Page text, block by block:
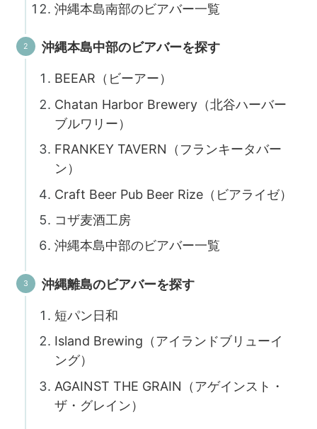
沖縄本島南部のビアバー一覧
沖縄本島中部のビアバーを探す
BEEAR（ビーアー）
Chatan Harbor Brewery（北谷ハーバー
ブルワリー）
FRANKEY TAVERN（フランキータバー
ン）
Craft Beer Pub Beer Rize（ビアライゼ）
コザ麦酒工房
沖縄本島中部のビアバー一覧
沖縄離島のビアバーを探す
短パン日和
Island Brewing（アイランドブリューイ
ング）
AGAINST THE GRAIN（アゲインスト・
ザ・グレイン）